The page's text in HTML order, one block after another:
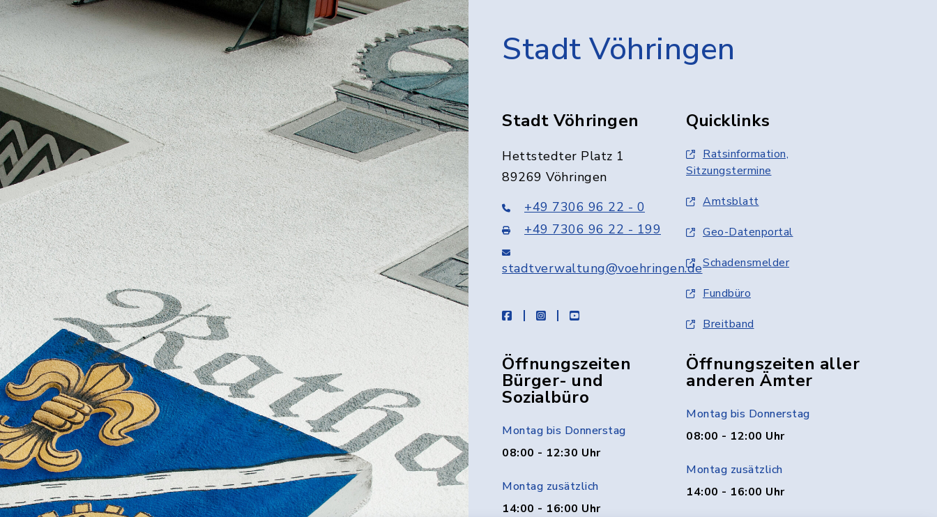
Stadt Vöhringen
Stadt Vöhringen
Hettstedter Platz 1
89269 Vöhringen
+49 7306 96 22 - 0
+49 7306 96 22 - 199
stadtverwaltung@voehringen.de
facebookinstagramyoutube
Quicklinks
Ratsinformation,
Sitzungstermine
Amtsblatt
Geo-Datenportal
Schadensmelder
Fundbüro
Breitband
Öffnungszeiten
Bürger- und
Sozialbüro
Montag bis Donnerstag
08:00 - 12:30 Uhr
Montag zusätzlich
14:00 - 16:00 Uhr
Öffnungszeiten aller
anderen Ämter
Montag bis Donnerstag
08:00 - 12:00 Uhr
Montag zusätzlich
14:00 - 16:00 Uhr